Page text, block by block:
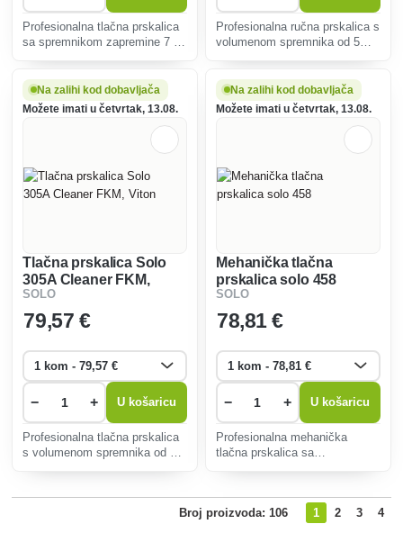
Profesionalna tlačna prskalica
sa spremnikom zapremine 7 L
Prikladno za raspršivanje
otopina koje sadrže ulja ili
Profesionalna ručna prskalica s
volumenom spremnika od 5
(EPDM).
Na zalihi kod dobavljača
Možete imati u četvrtak, 13.08.
Tlačna prskalica Solo
305A Cleaner FKM,
Viton
SOLO
79,57 €
− + U košaricu
Profesionalna tlačna prskalica
s volumenom spremnika od 5 L
Prikladno za raspršivanje
Na zalihi kod dobavljača
Možete imati u četvrtak, 13.08.
Mehanička tlačna
prskalica solo 458
SOLO
78,81 €
− + U košaricu
Profesionalna mehanička
tlačna prskalica sa
Broj proizvoda: 106 1 2 3 4